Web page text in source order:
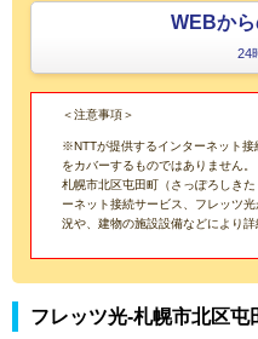
WEBか
24
＜注意事項＞
※NTTが提供するインターネット
をカバーするものではありません。
札幌市北区屯田町（さっぽろしき
ーネット接続サービス、フレッツ
況や、建物の施設設備などにより
フレッツ光-札幌市北区屯